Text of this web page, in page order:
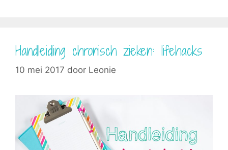
Handleiding chronisch zieken: lifehacks
10 mei 2017 door Leonie